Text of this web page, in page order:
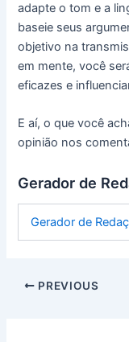
adapte o tom e a
baseie seus
objetivo na
em mente, você
eficazes e
E aí, o que você
opinião nos
Gerador de
Gerador de
PREVIOUS